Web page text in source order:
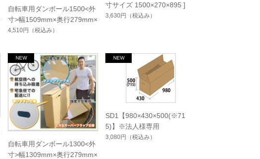
自転車用ダンボール1500<外
寸>幅1509mm×奥行279mm×
高913mm
4,510円 （税込み）
寸サイズ 1500×270×895 ]
3,630円 （税込み）
自転車用ダンボール1300<外
寸>幅1309mm×奥行279mm×
SD1【980×430×500(※71
5)】※法人様専用
3,080円 （税込み）